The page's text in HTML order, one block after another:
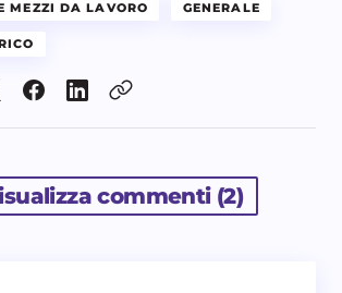
MEZZI DA LAVORO GENERALE
commenti (2)